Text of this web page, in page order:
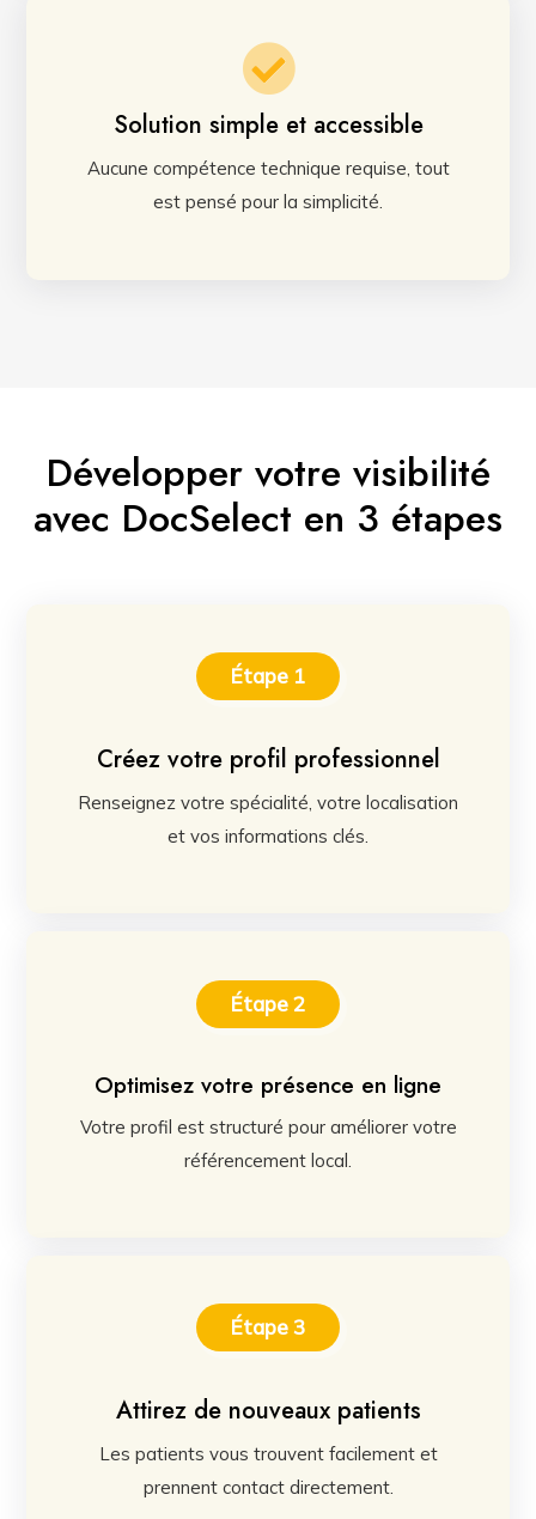
Solution simple et accessible
Aucune compétence technique requise, tout
est pensé pour la simplicité.
Développer votre visibilité
avec DocSelect en 3 étapes
Étape 1
Créez votre profil professionnel
Renseignez votre spécialité, votre localisation
et vos informations clés.
Étape 2
Optimisez votre présence en ligne
Votre profil est structuré pour améliorer votre
référencement local.
Étape 3
Attirez de nouveaux patients
Les patients vous trouvent facilement et
prennent contact directement.